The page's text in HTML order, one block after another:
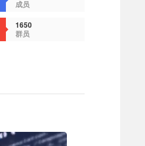
成员
1650
群员